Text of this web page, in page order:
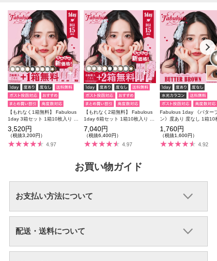
【もれなく1箱無料】 Fabulous
1day 3箱セット 1箱10枚入り 合
計30枚
3,520円
（税抜3,200円）
4.97
【もれなく2箱無料】 Fabulous
1day 6箱セット 1箱10枚入り 合
計60枚
7,040円
（税抜6,400円）
4.97
Fabulous 1day 《バター
ン》度あり 度なし 1箱10
1,760円
（税抜1,600円）
4.92
お買い物ガイド
お支払い方法について
配送・送料について